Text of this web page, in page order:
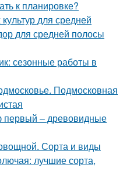
к планировке?
для средней
для средней полосы
сезонные работы в
Подмосковная
первый – древовидные
Сорта и виды
лучшие сорта,